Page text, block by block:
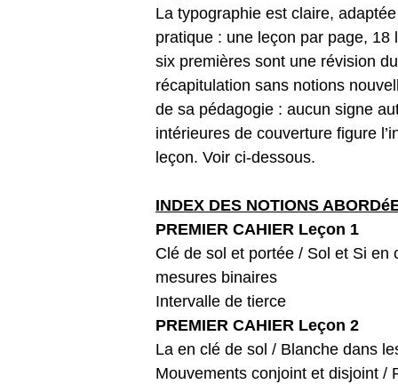
La typographie est claire,
pratique : une leçon par page,
six premières sont une révision
récapitulation sans notions
de sa pédagogie : aucun signe
intérieures de couverture figure
leçon. Voir ci-dessous.
INDEX DES NOTIONS
PREMIER CAHIER Leçon 1
Clé de sol et portée / Sol et Si
mesures binaires
Intervalle de tierce
PREMIER CAHIER Leçon 2
La en clé de sol / Blanche dans
Mouvements conjoint et disjoint /